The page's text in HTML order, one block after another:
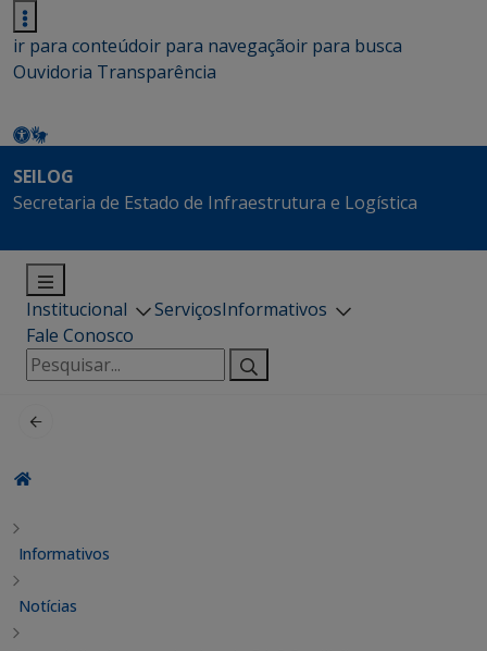
ir para conteúdoir para navegaçãoir para busca
Ouvidoria Transparência
SEILOG
Secretaria de Estado de Infraestrutura e Logística
Institucional ServiçosInformativos
Fale Conosco
Pesquisar
por:
Informativos
Notícias